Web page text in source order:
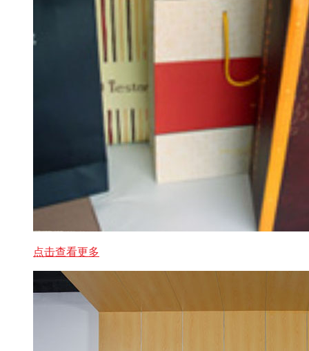
点击查看更多